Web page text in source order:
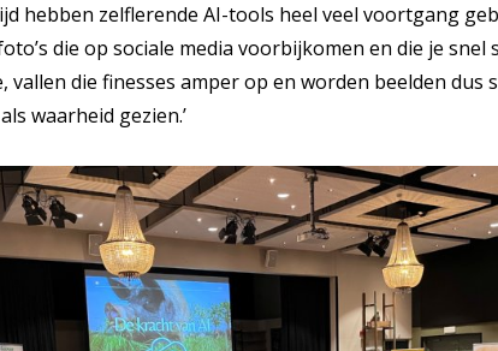
hebben zelflerende AI-tools heel veel voortgang
die op sociale media voorbijkomen en die je snel
vallen die finesses amper op en worden beelden dus
waarheid gezien.’